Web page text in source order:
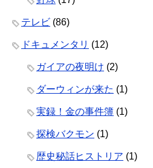
テレビ (86)
ドキュメンタリ (12)
ガイアの夜明け (2)
ダーウィンが来た (1)
実録！金の事件簿 (1)
探検バクモン (1)
歴史秘話ヒストリア (1)